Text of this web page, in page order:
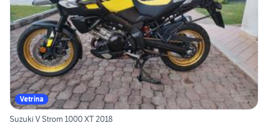
Vetrina
Suzuki V Strom 1000 XT 2018